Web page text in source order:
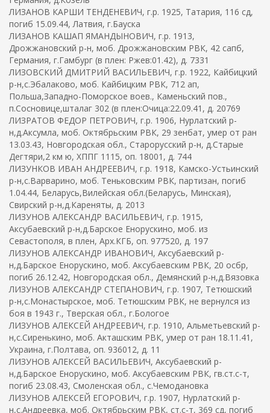
ЛИЗАНОВ КАРШИ ТЕНДЕНЕВИЧ, г.р. 1925, Татария, 116 сд,
погиб 15.09.44, Латвия, г.Бауска
ЛИЗАНОВ КАШАП ЯМАНДЫНОВИЧ, г.р. 1913,
Дрожжановский р-н, моб. Дрожжановским РВК, 42 сапб,
Германия, г.Гамбург (в плен: Ржев:01.42), д. 7331
ЛИЗОВСКИЙ ДМИТРИЙ ВАСИЛЬЕВИЧ, г.р. 1922, Кайбицкий
р-н,с.Эбалаково, моб. Кайбицким РВК, 712 ап,
Польша,Западно-Поморское воев., Каменьский пов.,
п.Сосновице,шталаг 302 (в плен:Очица:22.09.41, д. 20769
ЛИЗРАТОВ ФЕДОР ПЕТРОВИЧ, г.р. 1906, Нурлатский р-
н,д.Аксумла, моб. Октябрьским РВК, 29 зенбат, умер от ран
13.03.43, Новгородская обл., Старорусский р-н, д.Старые
Дегтяри,2 км ю, ХППГ 1115, оп. 18001, д. 744
ЛИЗУНКОВ ИВАН АНДРЕЕВИЧ, г.р. 1918, Камско-Устьинский
р-н,с.Варварино, моб. Теньковским РВК, партизан, погиб
1.04.44, Беларусь,Вилейская обл.(Беларусь, Минская),
Свирский р-н,д.Кареняты, д. 2013
ЛИЗУНОВ АЛЕКСАНДР ВАСИЛЬЕВИЧ, г.р. 1915,
Аксубаевский р-н,д.Барское Енорускино, моб. из
Севастополя, в плен, Арх.КГБ, оп. 977520, д. 197
ЛИЗУНОВ АЛЕКСАНДР ИВАНОВИЧ, Аксубаевский р-
н,д.Барское Енорускино, моб. Аксубаевским РВК, 20 осбр,
погиб 26.12.42, Новгородская обл., Демянский р-н,д.Вязовка
ЛИЗУНОВ АЛЕКСАНДР СТЕПАНОВИЧ, г.р. 1907, Тетюшский
р-н,с.Монастырское, моб. Тетюшским РВК, не вернулся из
боя в 1943 г., Тверская обл., г.Бологое
ЛИЗУНОВ АЛЕКСЕЙ АНДРЕЕВИЧ, г.р. 1910, Альметьевский р-
н,с.Сиренькино, моб. Акташским РВК, умер от ран 18.11.41,
Украина, г.Полтава, оп. 936012, д. 11
ЛИЗУНОВ АЛЕКСЕЙ ВАСИЛЬЕВИЧ, Аксубаевский р-
н,д.Барское Енорускино, моб. Аксубаевским РВК, гв.ст.с-т,
погиб 23.08.43, Смоленская обл., с.Чемодановка
ЛИЗУНОВ АЛЕКСЕЙ ЕГОРОВИЧ, г.р. 1907, Нурлатский р-
н,с.Андреевка, моб. Октябрьским РВК, ст.с-т, 369 сд, погиб